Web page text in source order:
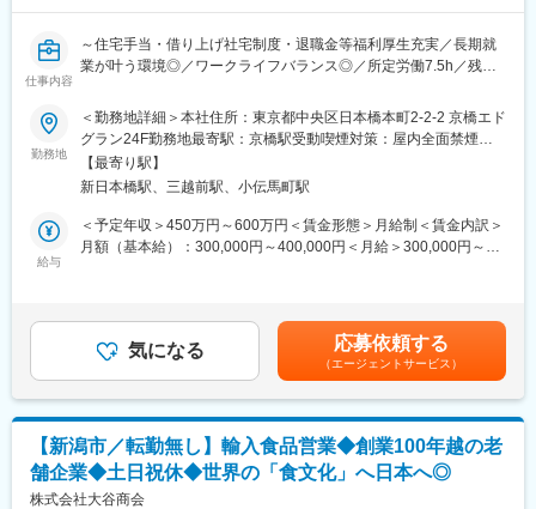
広い経験を積むことができます。
お客様の経営層と直接対話する機会も多く、技術部門と連携しな
がら提案を行うことで、事業に深く入り込んだ営業経験が可能で
す。こうした環境の中で、営業としての視野や提案力を高めなが
■当社の魅力
◇キリングループの安定基盤
同社は、キリンビール株式会社100％出資のエンジニアリング会
ップクラスの実績を持ち、バイオ医薬品のプラント建設では国内
有数の技術力を誇ります。
◇職場環境の制度改革
社宅や時短勤務など社員の働きやすい環境整備も行っておりま
す。プライベートな旅行にも補助金を支給する制度を設けるな
ど、福利厚生も充実、クラブ活動も盛んで、部署や世代を超えた
交流の場も充実したアットホームな環境です。
変更の範囲：会社の定める業務
仕事内容
～住宅手当・借り上げ社宅制度・退職金等福利厚生充実／長期就
業が叶う環境◎／ワークライフバランス◎／所定労働7.5h／残業
ップ・昇格環境◎～
当社は創業137年、生活に欠かせない容器事業を基盤に、幅広い
事業展開で業績は右肩上がりに成長しています。
本ポジションでは、容器事業本部にて営業職としてご活躍いただ
きます。
＜営業方法＞容器・包装商材などをお客様の用途や課題に合わせ
て提案する営業です。仕入先の商品に加え、当社のオリジナル商
品も取り扱っており、商社とメーカー双方の機能を併せ持つ点が
＜取扱い商材例＞容器（ガラスびん 、プラスチックボトル等）、
フィルム等の包装資材、容器への充填を行うための工場機械設備
等
勤務地
＜勤務地詳細＞本社住所：東京都中央区日本橋本町2-2-2 京橋エド
グラン24F勤務地最寄駅：京橋駅受動喫煙対策：屋内全面禁煙変
更の範囲：会社の定める事業所（リモートワーク含む）
【最寄り駅】
新日本橋駅、三越前駅、小伝馬町駅
給与
＜予定年収＞450万円～600万円＜賃金形態＞月給制＜賃金内訳＞
月額（基本給）：300,000円～400,000円＜月給＞300,000円～
下する可能性があります。月給(月額)は固定手当を含めた表記で
す。
気になる 応募依頼する
（エージェントサービス）
【新潟市／転勤無し】輸入食品営業◆創業100年越の老
舗企業◆土日祝休◆世界の「食文化」へ日本へ◎
株式会社大谷商会